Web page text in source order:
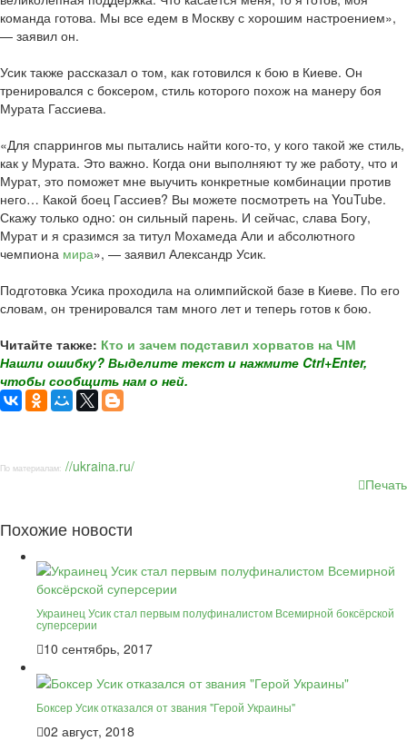
команда готова. Мы все едем в Москву с хорошим настроением»,
— заявил он.
Усик также рассказал о том, как готовился к бою в Киеве. Он
тренировался с боксером, стиль которого похож на манеру боя
Мурата Гассиева.
«Для спаррингов мы пытались найти кого-то, у кого такой же стиль,
как у Мурата. Это важно. Когда они выполняют ту же работу, что и
Мурат, это поможет мне выучить конкретные комбинации против
него… Какой боец Гассиев? Вы можете посмотреть на YouTube.
Скажу только одно: он сильный парень. И сейчас, слава Богу,
Мурат и я сразимся за титул Мохамеда Али и абсолютного
чемпиона мира», — заявил Александр Усик.
Подготовка Усика проходила на олимпийской базе в Киеве. По его
словам, он тренировался там много лет и теперь готов к бою.
Читайте также: Кто и зачем подставил хорватов на ЧМ
Нашли ошибку? Выделите текст и нажмите Ctrl+Enter,
чтобы сообщить нам о ней.
По материалам: //ukraina.ru/
Печать
Похожие новости
Украинец Усик стал первым полуфиналистом Всемирной боксёрской
суперсерии
10 сентябрь, 2017
Боксер Усик отказался от звания "Герой Украины"
02 август, 2018